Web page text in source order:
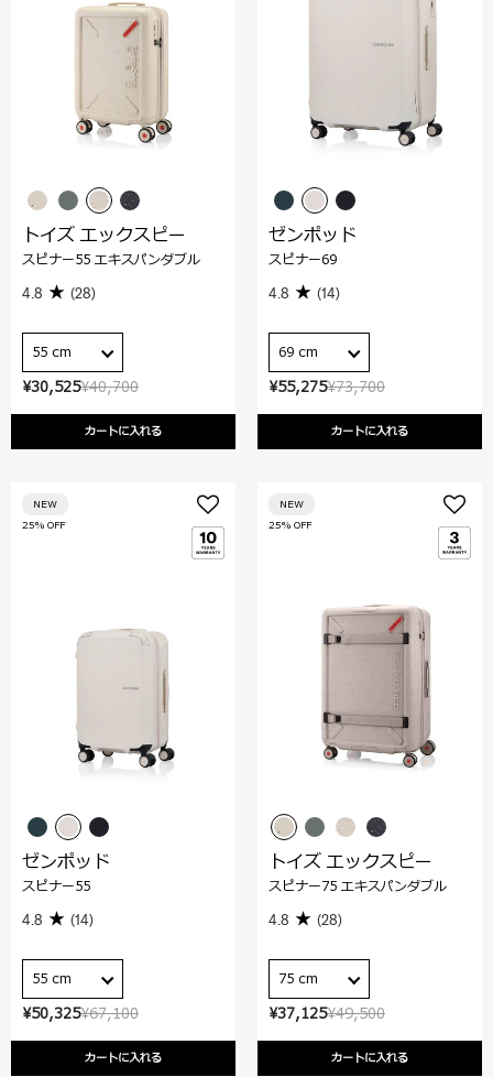
¥40,700
¥30,525
カートに入れる
トイズ エックスピー
スピナー55 エキスパンダブル
4.8 (28)
55 cm
¥73,700
¥55,275
カートに入れる
ゼンポッド
スピナー69
4.8 (14)
69 cm
¥67,100
¥50,325
カートに入れる
25% OFF
NEW
ゼンポッド
スピナー55
4.8 (14)
55 cm
¥49,500
¥37,125
カートに入れる
25% OFF
NEW
トイズ エックスピー
スピナー75 エキスパンダブル
4.8 (28)
75 cm